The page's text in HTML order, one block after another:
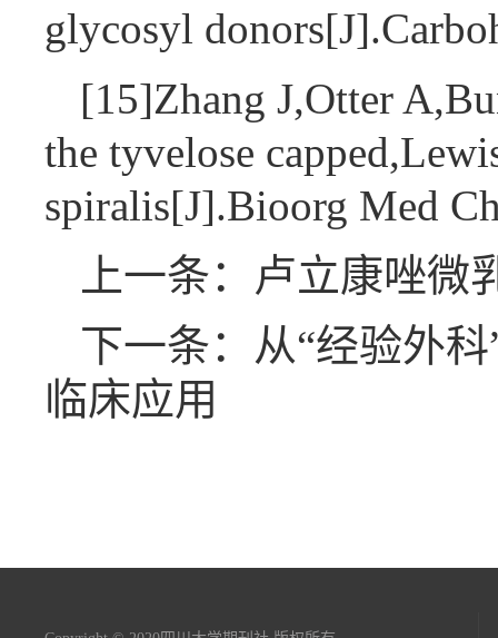
glycosyl
[15]Zhang J,Otter
the tyvelose
spiralis[J].Bioorg Med
上一条：卢立康唑
下一条：从“经验外
临床应用